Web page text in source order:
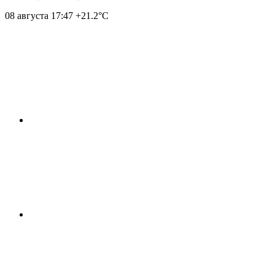
08 августа 17:47 +21.2°С